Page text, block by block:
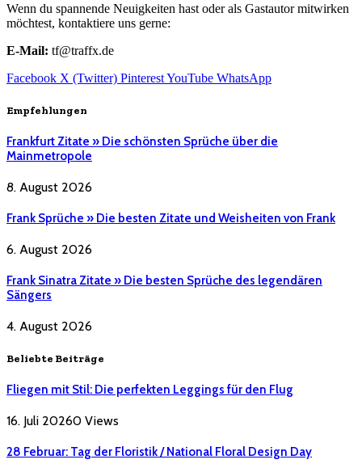
Wenn du spannende Neuigkeiten hast oder als Gastautor mitwirken
möchtest, kontaktiere uns gerne:
E-Mail: tf@traffx.de
Facebook X (Twitter) PinterestYouTube WhatsApp
Empfehlungen
Frankfurt Zitate » Die schönsten Sprüche über die
Mainmetropole
8. August 2026
Frank Sprüche » Die besten Zitate und Weisheiten von Frank
6. August 2026
Frank Sinatra Zitate » Die besten Sprüche des legendären
Sängers
4. August 2026
Beliebte Beiträge
Fliegen mit Stil: Die perfekten Leggings für den Flug
16. Juli 20260 Views
28 Februar: Tag der Floristik / National Floral Design Day